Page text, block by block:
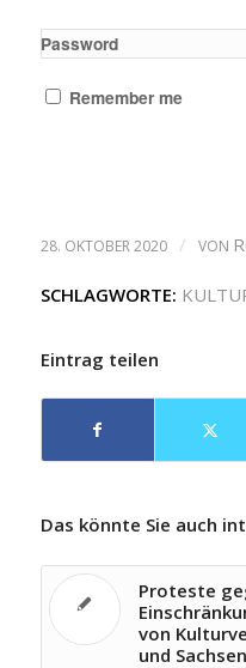
Password
Remember me
28. OKTOBER 2020 / VON
SCHLAGWORTE:
Eintrag teilen
Das könnte Sie auch
Proteste
von
und Sachsen